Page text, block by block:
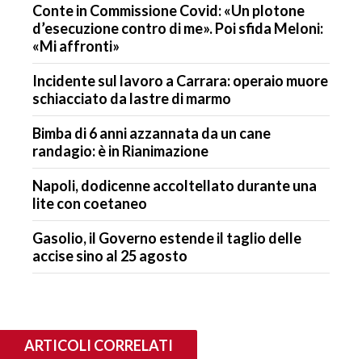
Conte in Commissione Covid: «Un plotone
d’esecuzione contro di me». Poi sfida Meloni:
«Mi affronti»
Incidente sul lavoro a Carrara: operaio muore
schiacciato da lastre di marmo
Bimba di 6 anni azzannata da un cane
randagio: è in Rianimazione
Napoli, dodicenne accoltellato durante una
lite con coetaneo
Gasolio, il Governo estende il taglio delle
accise sino al 25 agosto
ARTICOLI CORRELATI